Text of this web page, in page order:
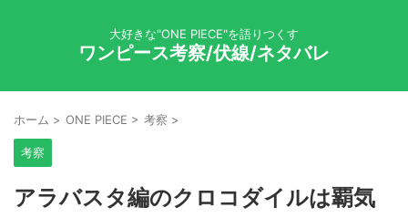
大好きな"ONE PIECE"を語りつくす
ワンピース考察/伏線/ネタバレ
ホーム > ONE PIECE > 考察 >
考察
アラバスタ編のクロコダイルは覇気